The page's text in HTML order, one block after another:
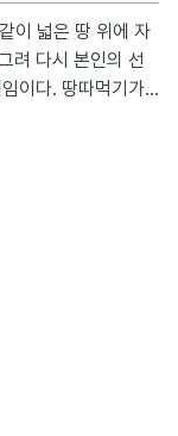
여자가 해당 역할
을 맡을 위험이 가장 크다. 부모화된 아이의 결말 부모
려 다시 본인의 선
먹기가
사용되는 알고리
우는 과정을 반복